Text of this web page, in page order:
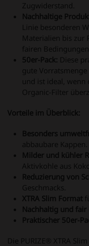
Zugwiderstand.
Nachhaltige
Linie besonderen
Materialien bis zur
fairen
50er-Pack: Diese
gute
und ist ideal,
Organic-Filter
Vorteile im Überblick:
Besonders
abbaubare Kappen.
Milder und kühler
Aktivkohle aus
Reduzierung von
Geschmacks.
XTRA Slim Format
Nachhaltig und fair
Praktischer 50er-
Die PURIZE® XTRA